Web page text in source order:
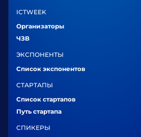
ICTWEEK
Организаторы
ЧЗВ
ЭКСПОНЕНТЫ
Список экспонентов
СТАРТАПЫ
Список стартапов
Путь стартапа
СПИКЕРЫ